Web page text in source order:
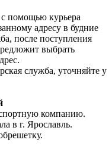
с помощью курьера
адресу в будние
после поступления
выбрать
служба, уточняйте у
компанию.
в г. Ярославль.